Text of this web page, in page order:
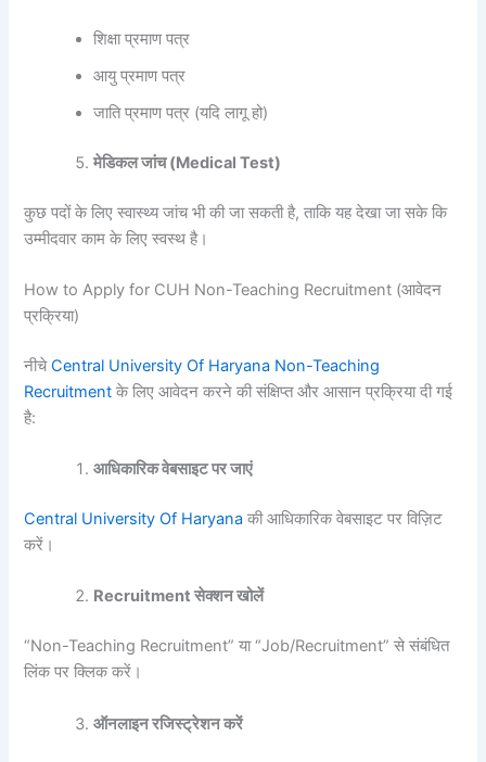
शिक्षा प्रमाण पत्र
आयु प्रमाण पत्र
जाति प्रमाण पत्र (यदि लागू हो)
मेडिकल जांच (Medical Test)
कुछ पदों के लिए स्वास्थ्य जांच भी की जा सकती है, ताकि यह देखा जा सके कि
उम्मीदवार काम के लिए स्वस्थ है।
How to Apply for CUH Non-Teaching Recruitment (आवेदन
प्रक्रिया)
नीचेCentral University Of Haryana Non-Teaching
Recruitment के लिए आवेदन करने की संक्षिप्त और आसान प्रक्रिया दी गई
है:
आधिकारिक वेबसाइट पर जाएं
Central University Of Haryana की आधिकारिक वेबसाइट पर विज़िट
करें।
Recruitment सेक्शन खोलें
“Non-Teaching Recruitment” या “Job/Recruitment” से संबंधित
लिंक पर क्लिक करें।
ऑनलाइन रजिस्ट्रेशन करें